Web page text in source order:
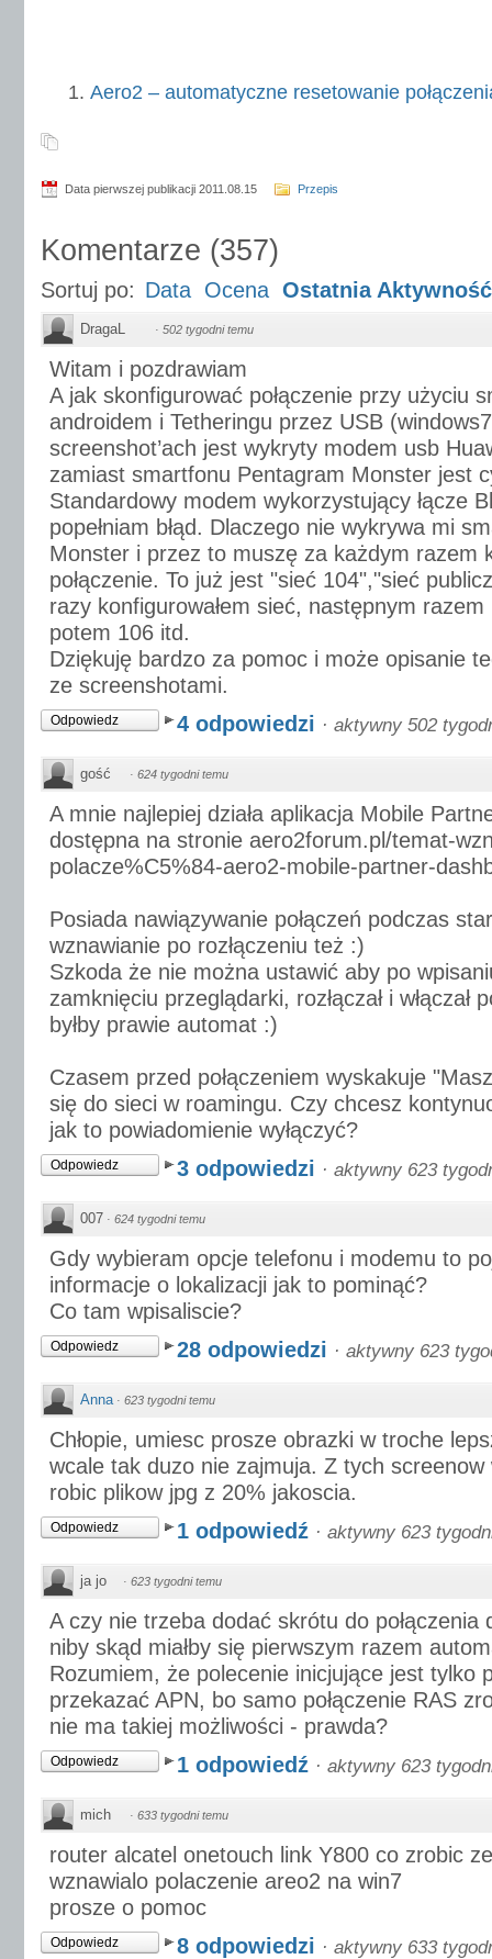
Aero2 – automatyczne resetowanie
Data pierwszej publikacji 2011.08.15 Przepis
Komentarze (357)
Sortuj po: Data Ocena Ostatnia Aktywność
DragaL · 502 tygodni temu
Witam i pozdrawiam
A jak skonfigurować połączenie przy użyciu
androidem i Tetheringu przez USB
screenshot’ach jest wykryty modem usb
zamiast smartfonu Pentagram Monster jest
Standardowy modem wykorzystujący łącze
popełniam błąd. Dlaczego nie wykrywa mi
Monster i przez to muszę za każdym razem
połączenie. To już jest "sieć 104","sieć
razy konfigurowałem sieć, następnym
potem 106 itd.
Dziękuję bardzo za pomoc i może opisanie
ze screenshotami.
Odpowiedz 4 odpowiedzi · aktywny 502
gość · 624 tygodni temu
A mnie najlepiej działa aplikacja Mobile
dostępna na stronie aero2forum.pl/temat-
polacze%C5%84-aero2-mobile-partner-
Posiada nawiązywanie połączeń podczas
wznawianie po rozłączeniu też :)
Szkoda że nie można ustawić aby po
zamknięciu przeglądarki, rozłączał i włączał
byłby prawie automat :)
Czasem przed połączeniem wyskakuje
się do sieci w roamingu. Czy chcesz
jak to powiadomienie wyłączyć?
Odpowiedz 3 odpowiedzi · aktywny 623
007 · 624 tygodni temu
Gdy wybieram opcje telefonu i modemu to
informacje o lokalizacji jak to pominąć?
Co tam wpisaliscie?
Odpowiedz 28 odpowiedzi · aktywny 623
Anna · 623 tygodni temu
Chłopie, umiesc prosze obrazki w troche
wcale tak duzo nie zajmuja. Z tych
robic plikow jpg z 20% jakoscia.
Odpowiedz 1 odpowiedź · aktywny 623
ja jo · 623 tygodni temu
A czy nie trzeba dodać skrótu do połączenia
niby skąd miałby się pierwszym razem
Rozumiem, że polecenie inicjujące jest tylko
przekazać APN, bo samo połączenie RAS
nie ma takiej możliwości - prawda?
Odpowiedz 1 odpowiedź · aktywny 623
mich · 633 tygodni temu
router alcatel onetouch link Y800 co zrobic
wznawialo polaczenie areo2 na win7
prosze o pomoc
Odpowiedz 8 odpowiedzi · aktywny 633